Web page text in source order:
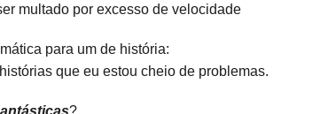
multado por excesso de velocidade
para um de história:
que eu estou cheio de problemas.
?